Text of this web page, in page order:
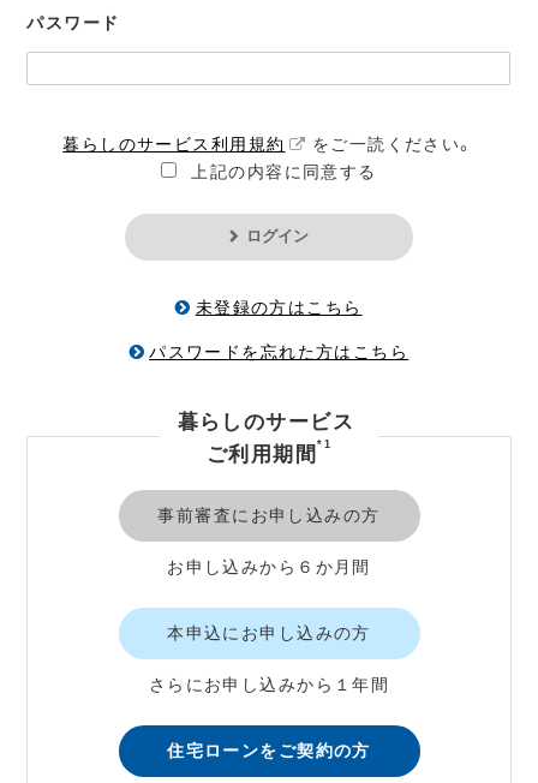
パスワード
暮らしのサービス利用規約
をご一読ください。
上記の内容に同意する
ログイン
未登録の方はこちら
パスワードを忘れた方はこちら
暮らしのサービス
ご利用期間 *1
事前審査にお申し込みの方
お申し込みから６か月間
本申込にお申し込みの方
さらにお申し込みから１年間
住宅ローンをご契約の方